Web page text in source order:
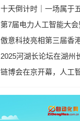
具身智能新基建
十天倒计时｜一场属于
会，即将启幕！
第7届电力人工智能大
业数字化转型大会，10
傲意科技亮相第三届香
科技论坛，共同探讨医
2025河湖长论坛在湖州
链博会在京开幕，人工